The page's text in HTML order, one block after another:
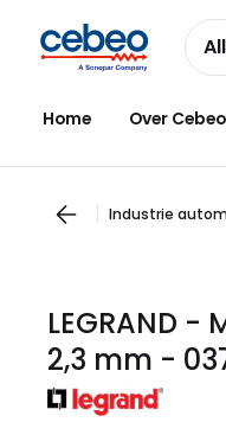
naar
navigatie
naar
inhoud
Home Over Cebeo
Industrie
LEGRAND
2,3 mm -